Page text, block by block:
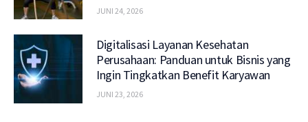
JUNI 24, 2026
Digitalisasi Layanan Kesehatan
Perusahaan: Panduan untuk Bisnis yang
Ingin Tingkatkan Benefit Karyawan
JUNI 23, 2026